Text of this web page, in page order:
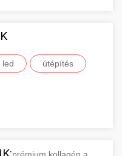
led útépítés